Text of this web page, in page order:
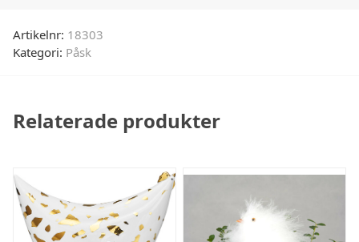
Artikelnr: 18303
Kategori: Påsk
Relaterade produkter